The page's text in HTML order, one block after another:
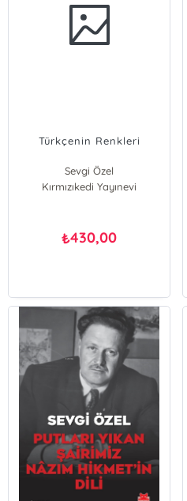
Türkçenin Renkleri
Sevgi Özel
Kırmızıkedi Yayınevi
₺430,00